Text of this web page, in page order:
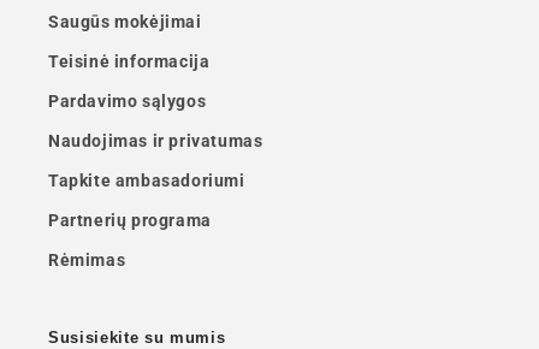
Saugūs mokėjimai
Teisinė informacija
Pardavimo sąlygos
Naudojimas ir privatumas
Tapkite ambasadoriumi
Partnerių programa
Rėmimas
Susisiekite su mumis